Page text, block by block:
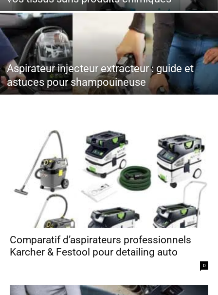
Aspirateur injecteur extracteur : guide et
astuces pour shampouineuse
Comparatif d’aspirateurs professionnels
Karcher & Festool pour detailing auto
0